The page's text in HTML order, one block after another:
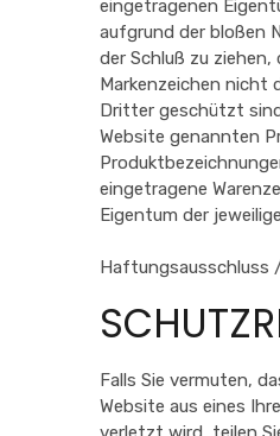
eingetragenen
aufgrund der bloßen
der Schluß zu ziehen,
Markenzeichen nicht
Dritter geschützt
Website genannten
eingetragene
Eigentum der
Haftungsausschluss
Falls Sie vermuten,
Website aus eines